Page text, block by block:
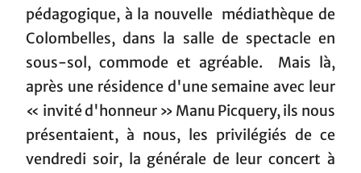
pédagogique, à la nouvelle médiathèque de
Colombelles, dans la salle de spectacle en
sous-sol, commode et agréable. Mais là,
après une résidence d'une semaine avec leur
« invité d'honneur » Manu Picquery, ils nous
présentaient, à nous, les privilégiés de ce
vendredi soir, la générale de leur concert à